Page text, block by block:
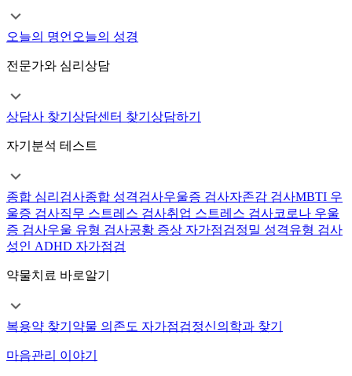
오늘의 명언 오늘의 성경
전문가와 심리상담
상담사 찾기 상담센터 찾기 상담하기
자기분석 테스트
종합 심리검사종합 성격검사우울증 검사자존감 검사MBTI 우
울증 검사직무 스트레스 검사취업 스트레스 검사코로나 우울
증 검사우울 유형 검사공황 증상 자가점검정밀 성격유형 검사
성인 ADHD 자가점검
약물치료 바로알기
복용약 찾기 약물 의존도 자가점검정신의학과 찾기
마음관리 이야기